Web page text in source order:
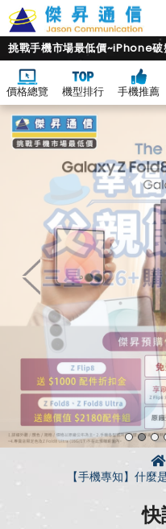
挑戰手機市場最低價~iPhone破
價格總覽 機型排行 手機推薦
【手機專知】什麼
快